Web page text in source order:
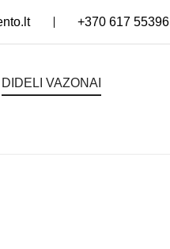
+370 617 55396
DIDELI VAZONAI